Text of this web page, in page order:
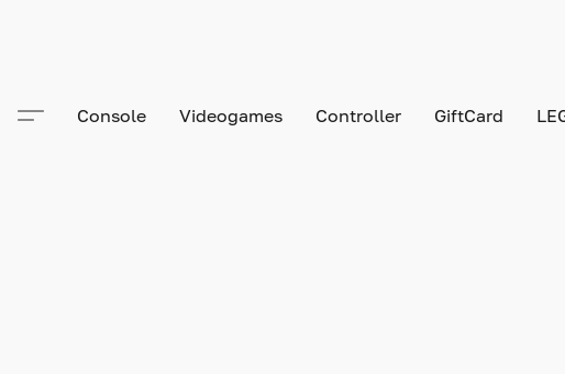
Console Videogames Controller GiftCard